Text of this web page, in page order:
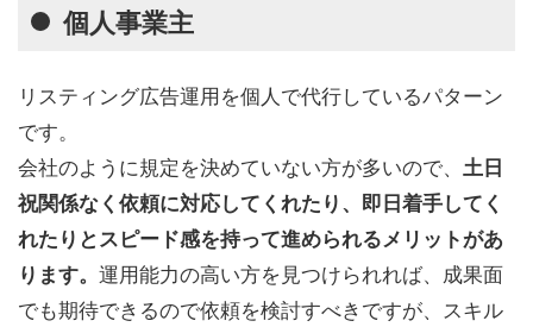
個人事業主
リスティング広告運用を個人で代行しているパターン
です。
会社のように規定を決めていない方が多いので、 土日
祝関係なく依頼に対応してくれたり、即日着手してく
れたりとスピード感を持って進められるメリットがあ
ります。 運用能力の高い方を見つけられれば、成果面
でも期待できるので依頼を検討すべきですが、スキル